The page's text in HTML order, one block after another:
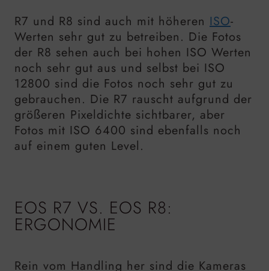
R7 und R8 sind auch mit höheren ISO-
Werten sehr gut zu betreiben. Die Fotos
der R8 sehen auch bei hohen ISO Werten
noch sehr gut aus und selbst bei ISO
12800 sind die Fotos noch sehr gut zu
gebrauchen. Die R7 rauscht aufgrund der
größeren Pixeldichte sichtbarer, aber
Fotos mit ISO 6400 sind ebenfalls noch
auf einem guten Level.
EOS R7 VS. EOS R8:
ERGONOMIE
Rein vom Handling her sind die Kameras